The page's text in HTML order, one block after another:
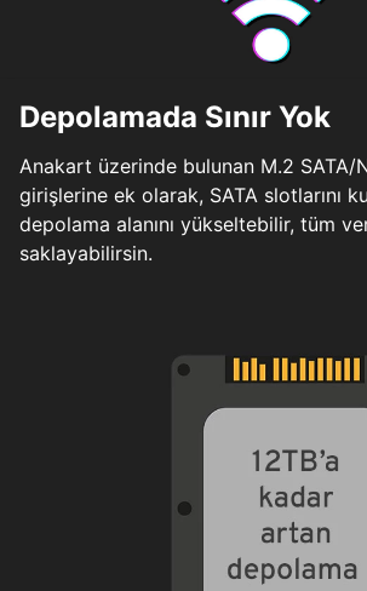
Depolamada Sınır Yok
Anakart üzerinde bulunan M.2 SATA/
girişlerine ek olarak, SATA slotlarını
depolama alanını yükseltebilir, tüm
saklayabilirsin.